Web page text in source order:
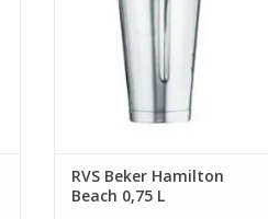
TOEVOEGEN AAN WINKELWAGEN
RVS Beker Hamilton
Beach 0,75 L